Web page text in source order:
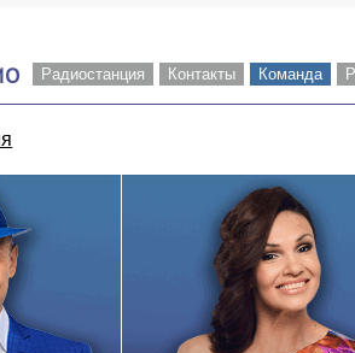
Радиостанция Контакты Команда